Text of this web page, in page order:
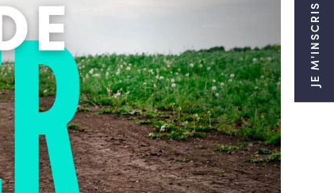
JE M'INSCRIS